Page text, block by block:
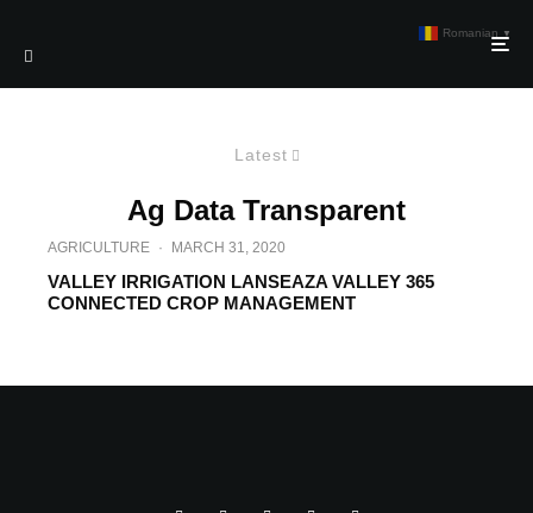
Latest
Ag Data Transparent
AGRICULTURE · MARCH 31, 2020
VALLEY IRRIGATION LANSEAZA VALLEY 365
CONNECTED CROP MANAGEMENT
Romanian ▼